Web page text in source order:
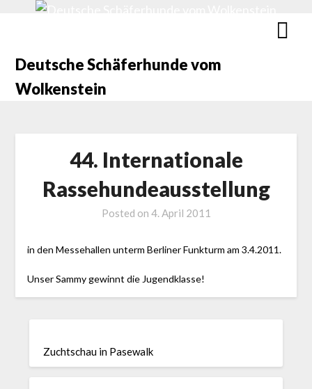
Deutsche Schäferhunde vom
Wolkenstein
44. Internationale
Rassehundeausstellung
Posted on 4. April 2011
in den Messehallen unterm Berliner Funkturm am 3.4.2011.
Unser Sammy gewinnt die Jugendklasse!
Zuchtschau in Pasewalk